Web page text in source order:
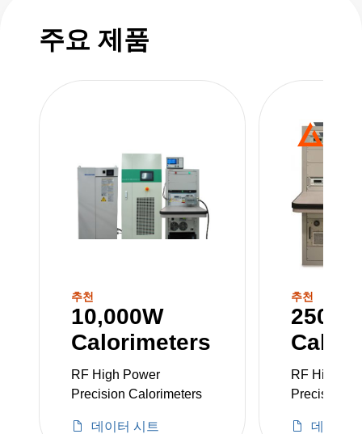
주요 제품
추천
10,000W
Calorimeters
RF High Power
Precision Calorimeters
데이터 시트
추천
250W
RF High-
Precision
데이터